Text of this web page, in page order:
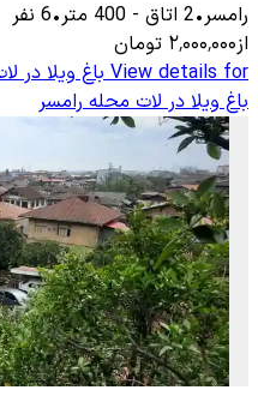
رامسر•
2 اتاق -
400 متر•
6 نفر
از۲٬۰۰۰٬۰۰۰ تومان
View details for باغ ویلا در
باغ ویلا در لات محله رامسر